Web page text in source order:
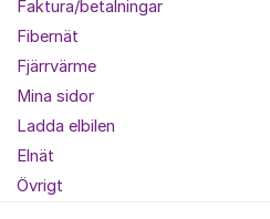
Faktura/betalningar
Fibernät
Fjärrvärme
Mina sidor
Ladda elbilen
Elnät
Övrigt